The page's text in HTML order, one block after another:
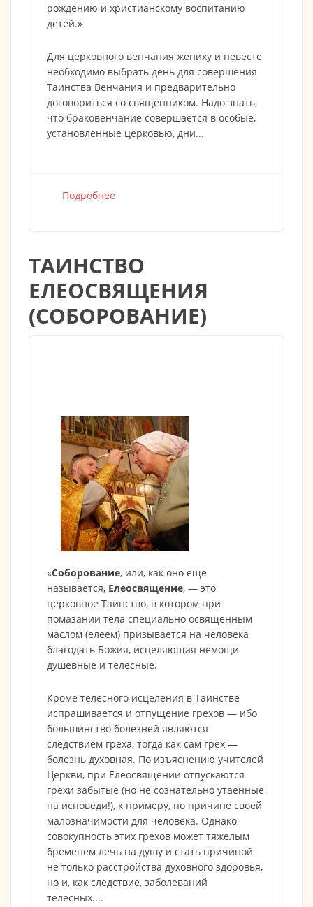
рождению и христианскому воспитанию
детей.»
Для церковного венчания жениху и невесте
необходимо выбрать день для совершения
Таинства Венчания и предварительно
договориться со священником. Надо знать,
что браковенчание совершается в особые,
установленные церковью, дни...
Подробнее
ТАИНСТВО
ЕЛЕОСВЯЩЕНИЯ
(СОБОРОВАНИЕ)
«Соборование, или, как оно еще
называется, Елеосвящение, — это
церковное Таинство, в котором при
помазании тела специально освященным
маслом (елеем) призывается на человека
благодать Божия, исцеляющая немощи
душевные и телесные.
Кроме телесного исцеления в Таинстве
испрашивается и отпущение грехов — ибо
большинство болезней являются
следствием греха, тогда как сам грех —
болезнь духовная. По изъяснению учителей
Церкви, при Елеосвящении отпускаются
грехи забытые (но не сознательно утаенные
на исповеди!), к примеру, по причине своей
малозначимости для человека. Однако
совокупность этих грехов может тяжелым
бременем лечь на душу и стать причиной
не только расстройства духовного здоровья,
но и, как следствие, заболеваний
телесных....